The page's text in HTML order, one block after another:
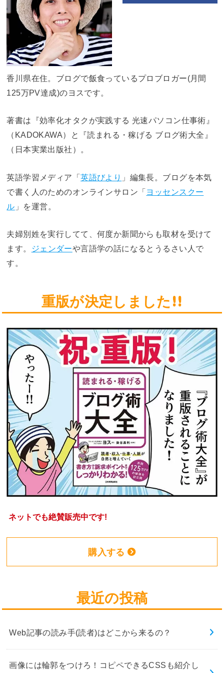
香川県在住。ブログで飯食っているプロブロガー(月間
125万PV達成)のヨスです。
著書は『効率化オタクが実践する 光速パソコン仕事術』
（KADOKAWA）と『読まれる・稼げる ブログ術大全』
（日本実業出版社）。
英語学習メディア「英語びより 」編集長。ブログを本気
で書く人のためのオンラインサロン「ヨッセンスクー
ル 」を運営。
夫婦別姓を実行してて、何度か新聞からも取材を受けて
ます。
ジェンダーや言語学の話になるとうるさい人で
す。
重版が決定しました!!
ネットでも絶賛販売中です!
購入する
最近の投稿
Web記事の読み手(読者)はどこから来るの？
画像には輪郭をつけろ！コピペできるCSSも紹介し